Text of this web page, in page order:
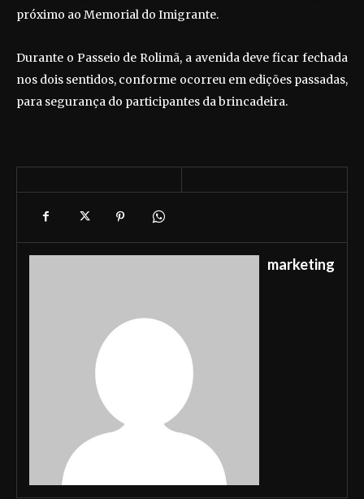
próximo ao Memorial do Imigrante.
Durante o Passeio de Rolimã, a avenida deve ficar fechada
nos dois sentidos, conforme ocorreu em edições passadas,
para segurança do participantes da brincadeira.
marketing